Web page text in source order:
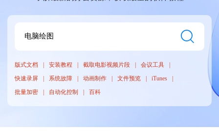
在线应用
版式文档 安装教程 截取电影视频片段
会议工具
快速录屏
系统故障 动画制作 文件预览
iTunes
批量加密
自动化控制 百科